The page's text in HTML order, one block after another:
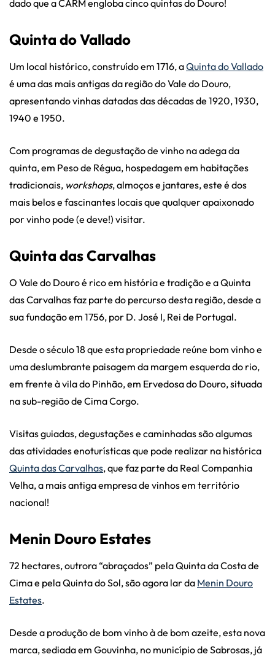
dado que a CARM engloba cinco quintas do Douro!
Quinta do Vallado
Um local histórico, construído em 1716, aQuinta do Vallado
é uma das mais antigas da região do Vale do Douro,
apresentando vinhas datadas das décadas de 1920, 1930,
1940 e 1950.
Com programas de degustação de vinho na adega da
quinta, em Peso de Régua, hospedagem em habitações
tradicionais, workshops, almoços e jantares, este é dos
mais belos e fascinantes locais que qualquer apaixonado
por vinho pode (e deve!) visitar.
Quinta das Carvalhas
O Vale do Douro é rico em história e tradição e a Quinta
das Carvalhas faz parte do percurso desta região, desde a
sua fundação em 1756, por D. José I, Rei de Portugal.
Desde o século 18 que esta propriedade reúne bom vinho e
uma deslumbrante paisagem da margem esquerda do rio,
em frente à vila do Pinhão, em Ervedosa do Douro, situada
na sub-região de Cima Corgo.
Visitas guiadas, degustações e caminhadas são algumas
das atividades enoturísticas que pode realizar na histórica
Quinta das Carvalhas, que faz parte da Real Companhia
Velha, a mais antiga empresa de vinhos em território
nacional!
Menin Douro Estates
72 hectares, outrora “abraçados” pela Quinta da Costa de
Cima e pela Quinta do Sol, são agora lar da Menin Douro
Estates.
Desde a produção de bom vinho à de bom azeite, esta nova
marca, sediada em Gouvinha, no município de Sabrosas, já